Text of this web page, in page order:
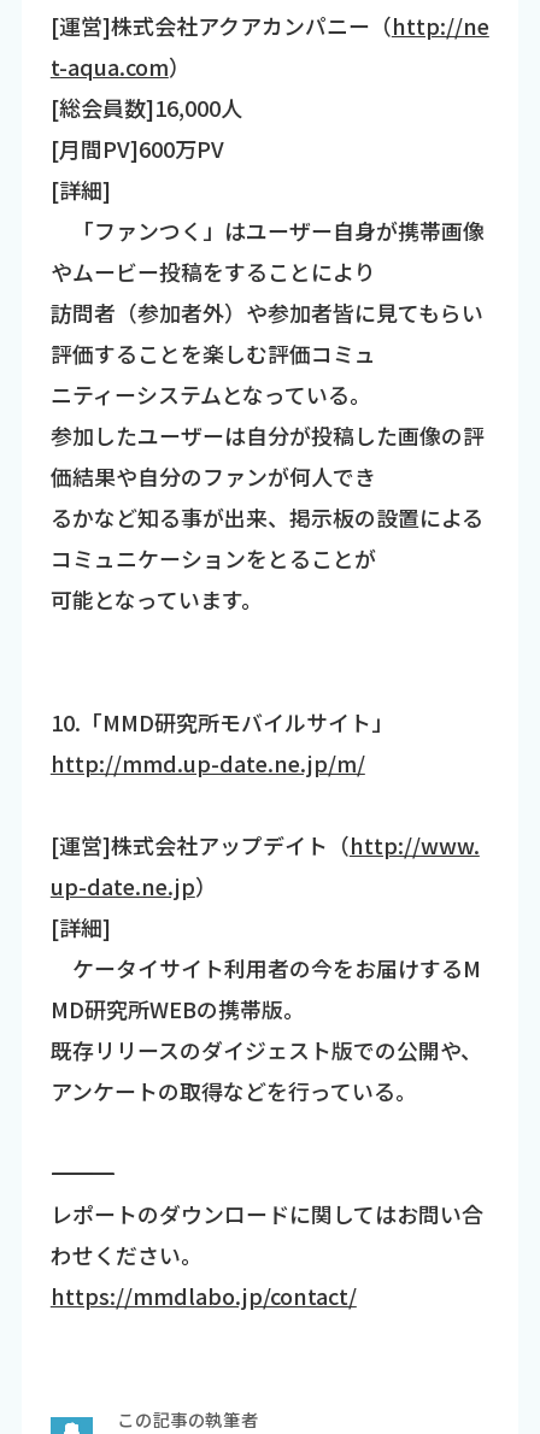
[運営]株式会社アクアカンパニー（http://ne
t-aqua.com）
[総会員数]16,000人
[月間PV]600万PV
[詳細]
「ファンつく」はユーザー自身が携帯画像
やムービー投稿をすることにより
訪問者（参加者外）や参加者皆に見てもらい
評価することを楽しむ評価コミュ
ニティーシステムとなっている。
参加したユーザーは自分が投稿した画像の評
価結果や自分のファンが何人でき
るかなど知る事が出来、掲示板の設置による
コミュニケーションをとることが
可能となっています。
10.「MMD研究所モバイルサイト」
http://mmd.up-date.ne.jp/m/
[運営]株式会社アップデイト（http://www.
up-date.ne.jp）
[詳細]
ケータイサイト利用者の今をお届けするM
MD研究所WEBの携帯版。
既存リリースのダイジェスト版での公開や、
アンケートの取得などを行っている。
―――――――――――――――――――――――――――――――――――
レポートのダウンロードに関してはお問い合
わせください。
https://mmdlabo.jp/contact/
この記事の執筆者